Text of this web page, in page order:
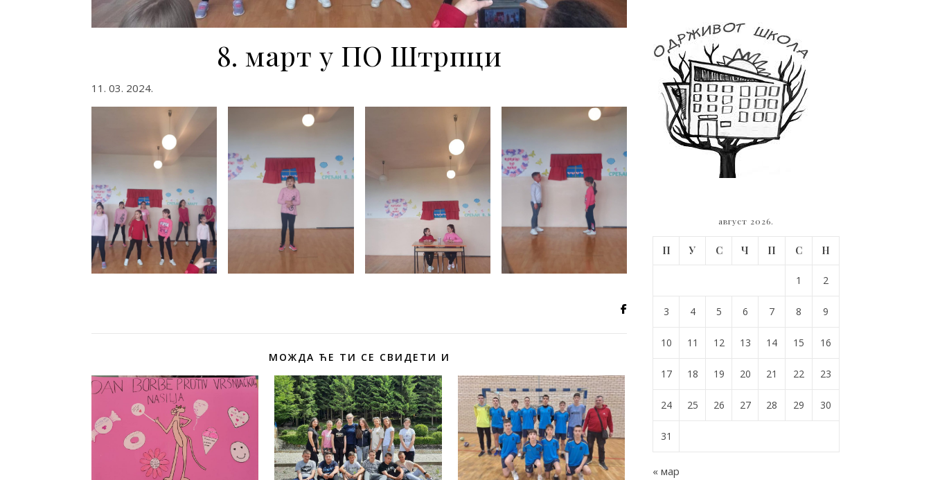
8. март у ПО Штрпци
11. 03. 2024.
МОЖДА ЋЕ ТИ СЕ СВИДЕТИ И
август 2026.
П У С Ч П С Н
1 2
3 4 5 6 7 8 9
10 11 12 13 14 15 16
17 18 19 20 21 22 23
24 25 26 27 28 29 30
31
« мар